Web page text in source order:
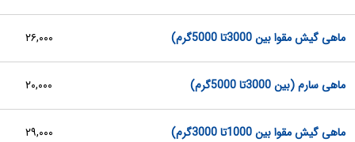
ماهی گیش مقوا بین 3000تا 5000گرم) ۲۶,۰۰۰
ماهی سارم (بین 3000تا 5000گرم) ۲۰,۰۰۰
ماهی گیش مقوا بین 1000تا 3000گرم) ۲۹,۰۰۰